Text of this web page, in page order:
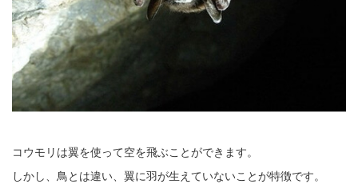
コウモリは翼を使って空を飛ぶことができます。
しかし、鳥とは違い、翼に羽が生えていないことが特徴です。